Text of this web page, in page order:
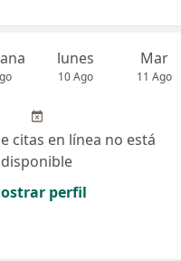
lunes
10 Ago
Mar
11 Ago
citas en línea no está
disponible
perfil